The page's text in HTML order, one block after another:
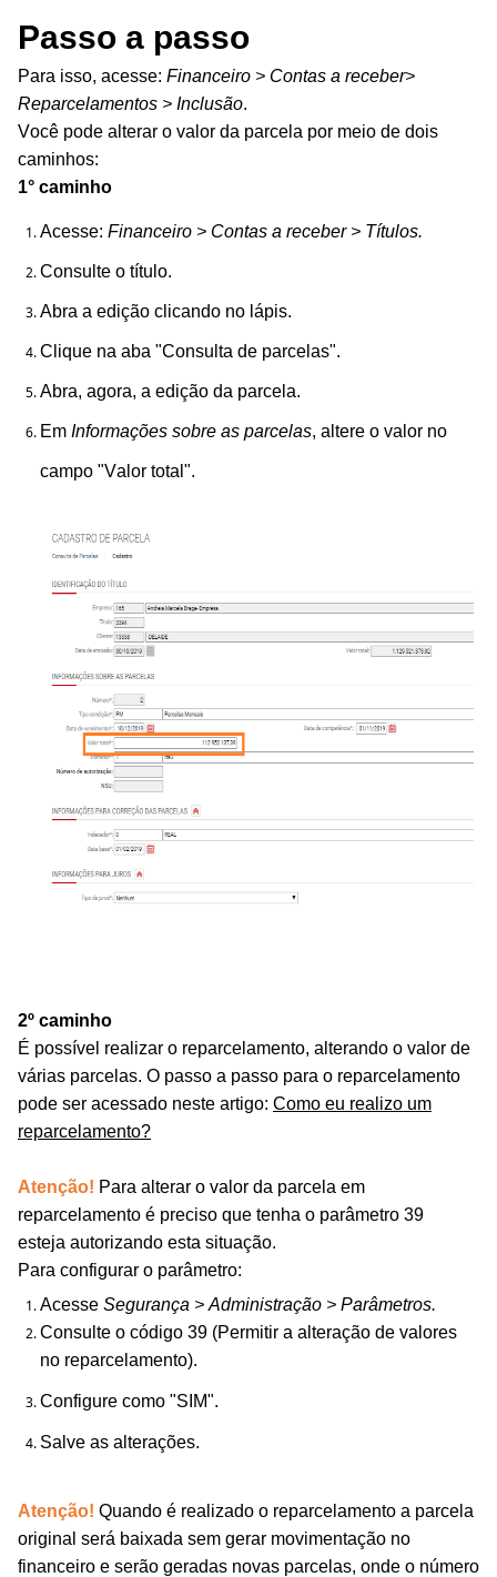
Passo a passo
Para isso, acesse: Financeiro > Contas a receber>
Reparcelamentos > Inclusão.
Você pode alterar o valor da parcela por meio de dois
caminhos:
1° caminho
Acesse: Financeiro > Contas a receber > Títulos.
Consulte o título.
Abra a edição clicando no lápis.
Clique na aba "Consulta de parcelas".
Abra, agora, a edição da parcela.
Em Informações sobre as parcelas, altere o valor no
campo "Valor total".
2º caminho
É possível realizar o reparcelamento, alterando o valor de
várias parcelas. O passo a passo para o reparcelamento
pode ser acessado neste artigo: Como eu realizo um
reparcelamento?
Atenção! Para alterar o valor da parcela em
reparcelamento é preciso que tenha o parâmetro 39
esteja autorizando esta situação.
Para configurar o parâmetro:
Acesse Segurança > Administração > Parâmetros.
Consulte o código 39 (Permitir a alteração de valores
no reparcelamento).
Configure como "SIM".
Salve as alterações.
Atenção! Quando é realizado o reparcelamento a parcela
original será baixada sem gerar movimentação no
financeiro e serão geradas novas parcelas, onde o número